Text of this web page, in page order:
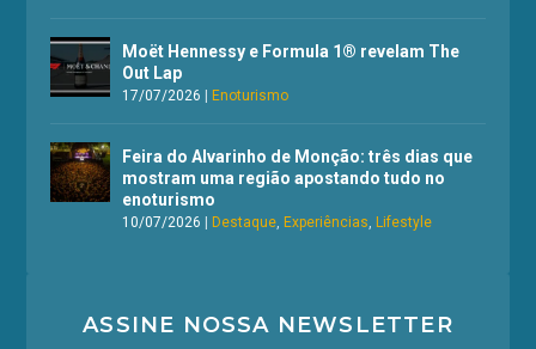
Moët Hennessy e Formula 1® revelam The
Out Lap
17/07/2026 |Enoturismo
Feira do Alvarinho de Monção: três dias que
mostram uma região apostando tudo no
enoturismo
10/07/2026 |Destaque ,Experiências ,Lifestyle
ASSINE NOSSA NEWSLETTER